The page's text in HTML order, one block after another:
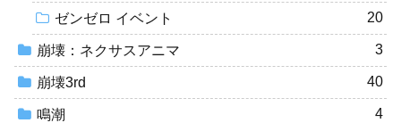
ゼンゼロ イベント 20
崩壊：ネクサスアニマ 3
崩壊3rd 40
鳴潮 4